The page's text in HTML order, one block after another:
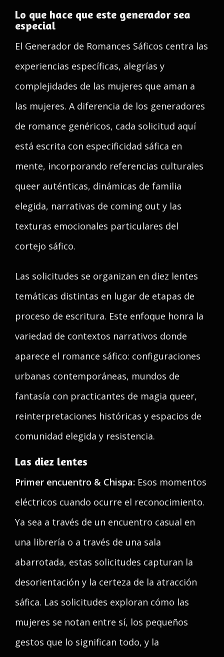
Lo que hace que este generador sea
especial
El Generador de Romances Sáficos centra las
experiencias específicas, alegrías y
complejidades de las mujeres que aman a
las mujeres. A diferencia de los generadores
de romance genéricos, cada solicitud aquí
está escrita con especificidad sáfica en
mente, incorporando referencias culturales
queer auténticas, dinámicas de familia
elegida, narrativas de coming out y las
texturas emocionales particulares del
cortejo sáfico.
Las solicitudes se organizan en diez lentes
temáticas distintas en lugar de etapas de
proceso de escritura. Este enfoque honra la
variedad de contextos narrativos donde
aparece el romance sáfico: configuraciones
urbanas contemporáneas, mundos de
fantasía con practicantes de magia queer,
reinterpretaciones históricas y espacios de
comunidad elegida y resistencia.
Las diez lentes
Primer encuentro & Chispa: Esos momentos
eléctricos cuando ocurre el reconocimiento.
Ya sea a través de un encuentro casual en
una librería o a través de una sala
abarrotada, estas solicitudes capturan la
desorientación y la certeza de la atracción
sáfica. Las solicitudes exploran cómo las
mujeres se notan entre sí, los pequeños
gestos que lo significan todo, y la